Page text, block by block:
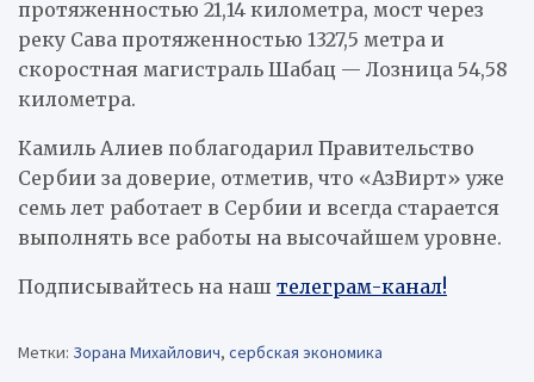
протяженностью 21,14 километра, мост через
реку Сава протяженностью 1327,5 метра и
скоростная магистраль Шабац — Лозница 54,58
километра.
Камиль Алиев поблагодарил Правительство
Сербии за доверие, отметив, что «АзВирт» уже
семь лет работает в Сербии и всегда старается
выполнять все работы на высочайшем уровне.
Подписывайтесь на наш телеграм-канал!
Метки: Зорана Михайлович, сербская экономика